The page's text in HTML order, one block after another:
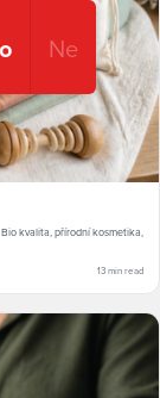
kvalita, přírodní kosmetika,
13 min read
Ne